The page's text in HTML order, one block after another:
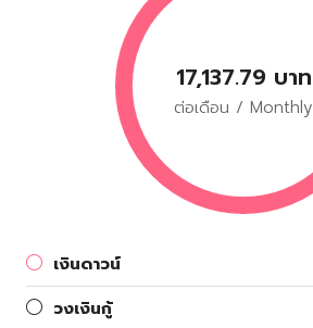
17,137.79 บาท
ต่อเดือน / Monthly
เงินดาวน์
วงเงินกู้